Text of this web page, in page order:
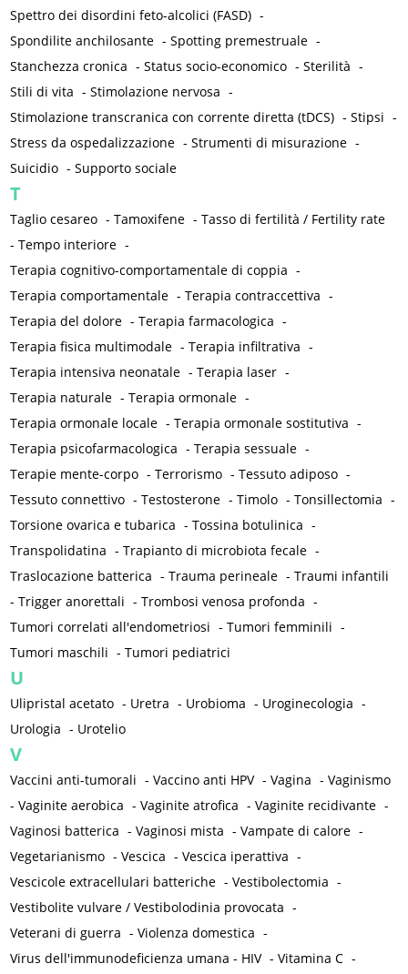
Spettro dei disordini feto-alcolici (FASD) -
Spondilite anchilosante -Spotting premestruale -
Stanchezza cronica -Status socio-economico -Sterilità -
Stili di vita -Stimolazione nervosa -
Stimolazione transcranica con corrente diretta (tDCS) -Stipsi -
Stress da ospedalizzazione -Strumenti di misurazione -
Suicidio -Supporto sociale
T
Taglio cesareo -Tamoxifene -Tasso di fertilità / Fertility rate
-Tempo interiore -
Terapia cognitivo-comportamentale di coppia -
Terapia comportamentale -Terapia contraccettiva -
Terapia del dolore -Terapia farmacologica -
Terapia fisica multimodale -Terapia infiltrativa -
Terapia intensiva neonatale -Terapia laser -
Terapia naturale -Terapia ormonale -
Terapia ormonale locale -Terapia ormonale sostitutiva -
Terapia psicofarmacologica -Terapia sessuale -
Terapie mente-corpo -Terrorismo -Tessuto adiposo -
Tessuto connettivo -Testosterone -Timolo -Tonsillectomia -
Torsione ovarica e tubarica -Tossina botulinica -
Transpolidatina -Trapianto di microbiota fecale -
Traslocazione batterica -Trauma perineale -Traumi infantili
-Trigger anorettali -Trombosi venosa profonda -
Tumori correlati all'endometriosi -Tumori femminili -
Tumori maschili -Tumori pediatrici
U
Ulipristal acetato - Uretra - Urobioma - Uroginecologia -
Urologia - Urotelio
V
Vaccini anti-tumorali -Vaccino anti HPV -Vagina -Vaginismo
-Vaginite aerobica -Vaginite atrofica -Vaginite recidivante -
Vaginosi batterica -Vaginosi mista -Vampate di calore -
Vegetarianismo -Vescica -Vescica iperattiva -
Vescicole extracellulari batteriche -Vestibolectomia -
Vestibolite vulvare / Vestibolodinia provocata -
Veterani di guerra -Violenza domestica -
Virus dell'immunodeficienza umana - HIV -Vitamina C -